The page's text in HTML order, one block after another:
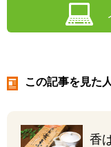
この記事を見た
香